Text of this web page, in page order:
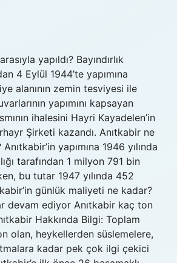
yapıldı? Bayındırlık
4 Eylül 1944’te yapımına
alanının zemin tesviyesi ile
yapımını kapsayan
ihalesini Hayri Kayadelen’in
Şirketi kazandı. Anıtkabir ne
yapımına 1946 yılında
tarafından 1 milyon 791 bin
bu tutar 1947 yılında 452
günlük maliyeti ne kadar?
devam ediyor Anıtkabir kaç ton
Hakkında Bilgi: Toplam
olan, heykellerden süslemelere,
kadar pek çok ilgi çekici